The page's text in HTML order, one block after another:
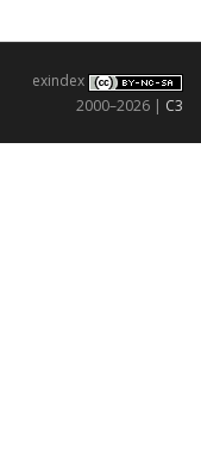
exindex
2000–2026 | C3